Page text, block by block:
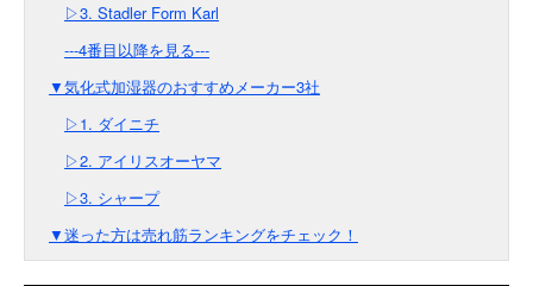
▷3. Stadler Form Karl
---4番目以降を見る---
▼気化式加湿器のおすすめメーカー3社
▷1. ダイニチ
▷2. アイリスオーヤマ
▷3. シャープ
▼迷った方は売れ筋ランキングをチェック！